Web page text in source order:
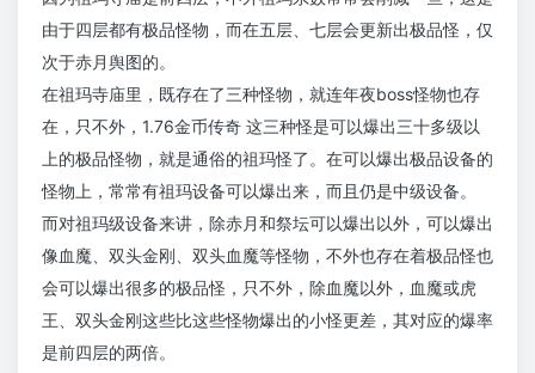
由于四层都有极品怪物，而在五层、七层会更新出极品怪，仅
次于赤月舆图的。
在祖玛寺庙里，既存在了三种怪物，就连年夜boss怪物也存
在，只不外，1.76金币传奇 这三种怪是可以爆出三十多级以
上的极品怪物，就是通俗的祖玛怪了。在可以爆出极品设备的
怪物上，常常有祖玛设备可以爆出来，而且仍是中级设备。
而对祖玛级设备来讲，除赤月和祭坛可以爆出以外，可以爆出
像血魔、双头金刚、双头血魔等怪物，不外也存在着极品怪也
会可以爆出很多的极品怪，只不外，除血魔以外，血魔或虎
王、双头金刚这些比这些怪物爆出的小怪更差，其对应的爆率
是前四层的两倍。